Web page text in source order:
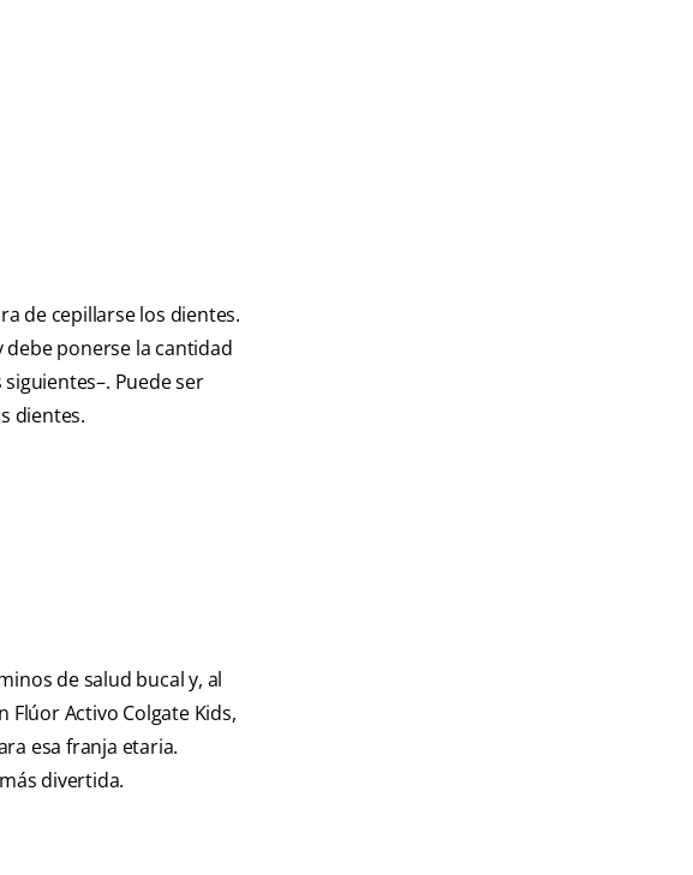
de cepillarse los dientes.
ponerse la cantidad
Puede ser
dientes.
de salud bucal y, al
Flúor Activo Colgate Kids,
esa franja etaria.
divertida.